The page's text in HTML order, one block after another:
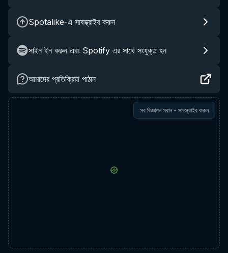
Spotalike-এ সাবস্ক্রাইব করুন
সাইন ইন করুন এবং Spotify এর সাথে সংযুক্ত হন
আমাদের প্রতিক্রিয়া পাঠান
সব বিজ্ঞাপন সরান - সাবস্ক্রাইব করুন